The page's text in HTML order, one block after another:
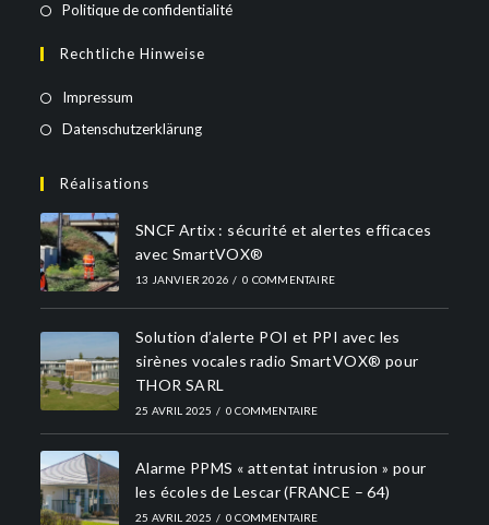
Politique de confidentialité
Rechtliche Hinweise
Impressum
Datenschutzerklärung
Réalisations
SNCF Artix : sécurité et alertes efficaces
avec SmartVOX®
13 JANVIER 2026 / 0 COMMENTAIRE
Solution d’alerte POI et PPI avec les
sirènes vocales radio SmartVOX® pour
THOR SARL
25 AVRIL 2025 / 0 COMMENTAIRE
Alarme PPMS « attentat intrusion » pour
les écoles de Lescar (FRANCE – 64)
25 AVRIL 2025 / 0 COMMENTAIRE